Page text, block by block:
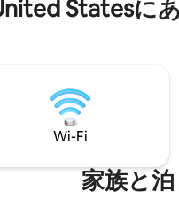
です。 このエリアを旅行
ンドなどから2分です。
分、モントランブラン国
ブラントリゾートの南側
Statesに
Wi-Fi
家族と